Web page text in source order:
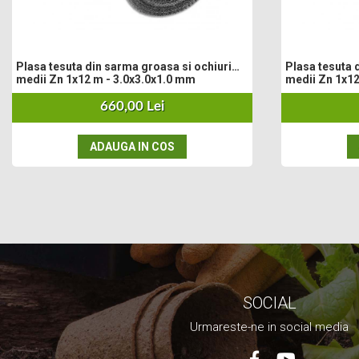
Plasa tesuta din sarma groasa si ochiuri
medii Zn 1x12 m - 3.0x3.0x1.0 mm
660,00 Lei
ADAUGA IN COS
Plasa tesuta
medii Zn
SOCIAL
Urmareste-ne in social media